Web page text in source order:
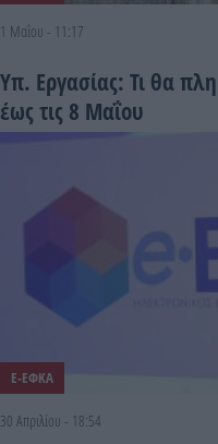
1 Μαΐου - 11:17
Υπ. Εργασίας: Τι θα
έως τις 8 Μαΐου
E-ΕΦΚΑ
30 Απριλίου - 18:54